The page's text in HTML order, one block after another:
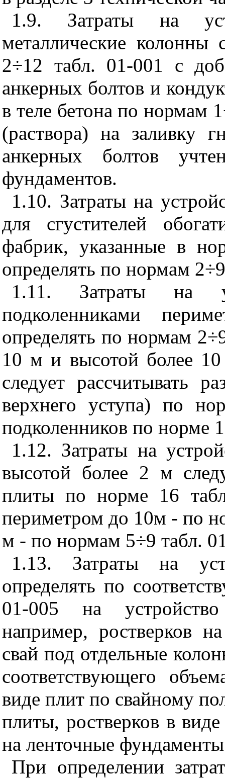
1.9. Затраты на
металлические колонны
2÷12 табл. 01-001 с
анкерных болтов и
в теле бетона по нормам
(раствора) на заливку
анкерных болтов
фундаментов.
1.10. Затраты на
для сгустителей
фабрик, указанные в
определять по нормам
1.11. Затраты на
подколенниками
определять по нормам
10 м и высотой более 10
следует рассчитывать
верхнего уступа) по
подколенников по норме
1.12. Затраты на
высотой более 2 м
плиты по норме 16
периметром до 10м - по
м - по нормам 5÷9 табл.
1.13. Затраты на
определять по
01-005 на
например, ростверков
свай под отдельные
соответствующего
виде плит по свайному
плиты, ростверков в
на ленточные
При определении